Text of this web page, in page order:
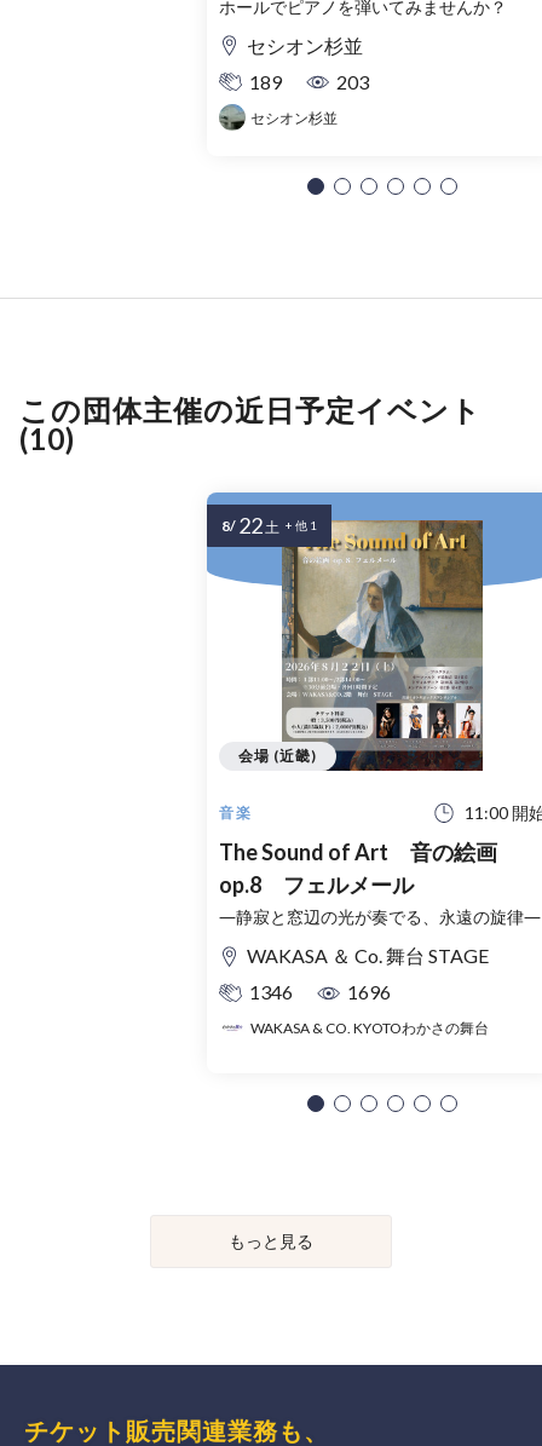
ンウェイ・ベーゼンドルファー
ホールでピアノを弾いてみませんか？
セシオン杉並
189
203
セシオン杉並
この団体主催の近日予定イベント
(10)
音楽 11:00 開
The Sound of Art 音の絵画
op.8 フェルメール
―静寂と窓辺の光が奏でる、永遠の旋律―
WAKASA ＆ Co. 舞台 STAGE
1346
1696
WAKASA & CO. KYOTOわかさの舞台
会場 (近畿)
8/ 22土 + 他 1
もっと見る
チケット販売関連業務も、